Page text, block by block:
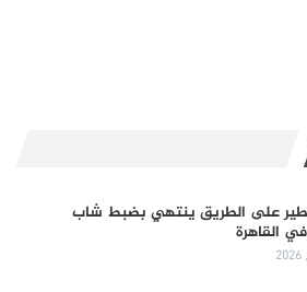
على الطريق ينتهي بضبط شاب
القاهرة